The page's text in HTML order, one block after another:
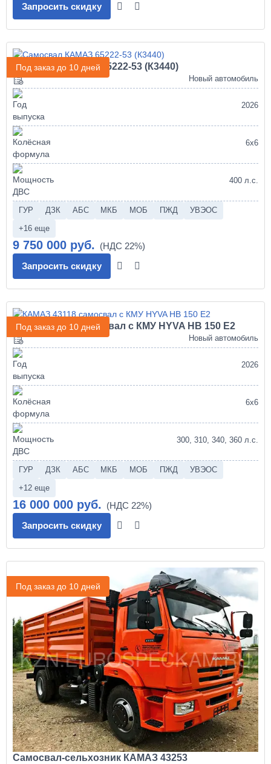
Запросить скидку
Под заказ до 10 дней
Самосвал КАМАЗ 65222-53 (К3440)
Новый автомобиль
2026
6х6
400 л.с.
ГУР ДЗК АБС МКБ МОБ ПЖД
УВЭОС
+16 еще
9 750 000 руб.
Запросить скидку
Под заказ до 10 дней
КАМАЗ 43118 самосвал с КМУ HYVA HB 150 E2
Новый автомобиль
2026
6х6
300, 310, 340, 360 л.с.
ГУР ДЗК АБС МКБ МОБ ПЖД
УВЭОС
+12 еще
16 000 000 руб.
Запросить скидку
Под заказ до 10 дней
Самосвал-сельхозник КАМАЗ 43253